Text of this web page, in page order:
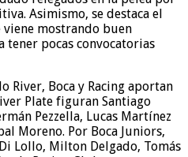
Asimismo, se destaca el
viene mostrando buen
tener pocas convocatorias
River, Boca y Racing aportan
Plate figuran Santiago
Pezzella, Lucas Martínez
Moreno. Por Boca Juniors,
Lollo, Milton Delgado, Tomás